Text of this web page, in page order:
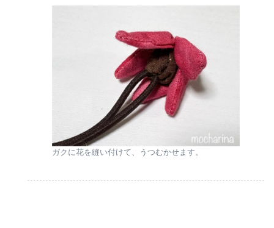
ガクに花を縫い付けて、うつむかせます。